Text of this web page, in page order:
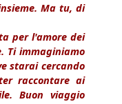
Ma tu, di
per l'amore dei
Ti immaginiamo
starai cercando
raccontare ai
Buon viaggio